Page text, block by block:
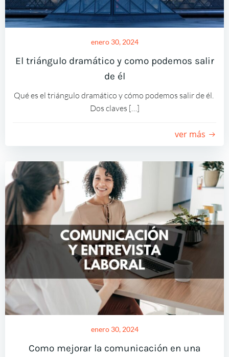
enero 30, 2024
El triángulo dramático y como podemos salir
de él
Qué es el triángulo dramático y cómo podemos salir de él.
Dos claves […]
ver más
enero 30, 2024
Como mejorar la comunicación en una